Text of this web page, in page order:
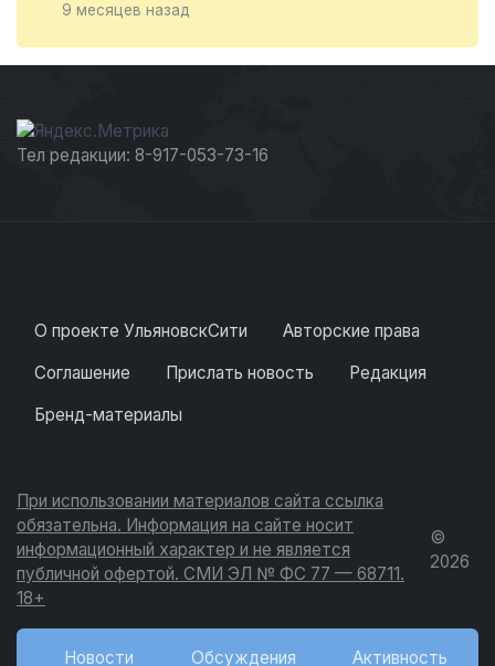
9 месяцев назад
Тел редакции: 8-917-053-73-16
О проекте УльяновскСити
Авторские права
Соглашение
Прислать новость
Редакция
Бренд-материалы
При использовании материалов сайта ссылка
обязательна. Информация на сайте носит
информационный характер и не является
публичной офертой. СМИ ЭЛ № ФС 77 — 68711.
18+
©
2026
Новости Обсуждения Активность